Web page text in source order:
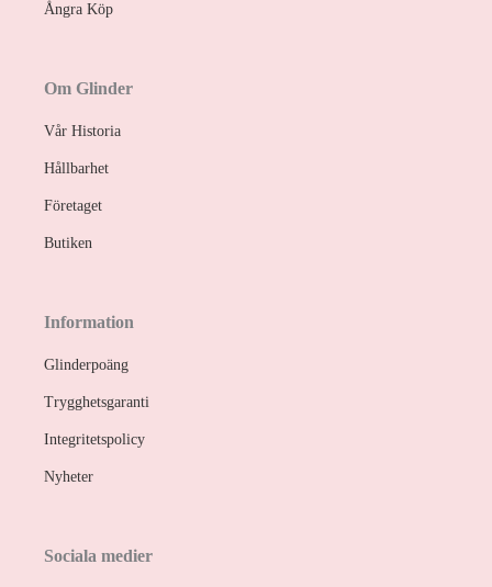
Ångra Köp
Om Glinder
Vår Historia
Hållbarhet
Företaget
Butiken
Information
Glinderpoäng
Trygghetsgaranti
Integritetspolicy
Nyheter
Sociala medier